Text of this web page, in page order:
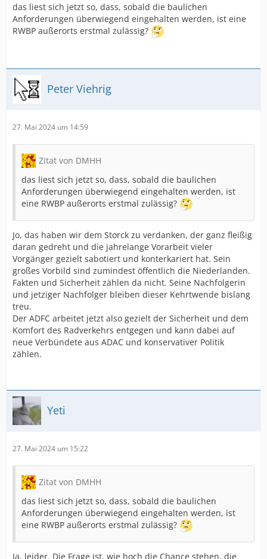
das liest sich jetzt so, dass, sobald die baulichen
Anforderungen überwiegend eingehalten werden, ist eine
RWBP außerorts erstmal zulässig?
Peter Viehrig
27. Mai 2024 um 14:59
Zitat von DMHH
das liest sich jetzt so, dass, sobald die baulichen
Anforderungen überwiegend eingehalten werden, ist
eine RWBP außerorts erstmal zulässig?
Jo, das haben wir dem Storck zu verdanken, der ganz fleißig
daran gedreht und die jahrelange Vorarbeit vieler
Vorgänger gezielt sabotiert und konterkariert hat. Sein
großes Vorbild sind zumindest öffentlich die Niederlanden.
Fakten und Sicherheit zählen da nicht. Seine Nachfolgerin
und jetziger Nachfolger bleiben dieser Kehrtwende bislang
treu.
Der ADFC arbeitet jetzt also gezielt der Sicherheit und dem
Komfort des Radverkehrs entgegen und kann dabei auf
neue Verbündete aus ADAC und konservativer Politik
zählen.
Yeti
27. Mai 2024 um 15:22
Zitat von DMHH
das liest sich jetzt so, dass, sobald die baulichen
Anforderungen überwiegend eingehalten werden, ist
eine RWBP außerorts erstmal zulässig?
Ja, leider. Die Frage ist, wie hoch die Chance stehen, die